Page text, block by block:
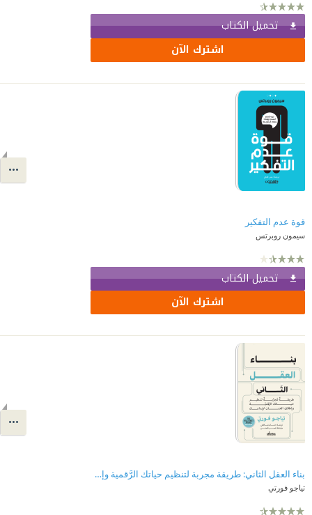
تحميل الكتاب
اشترك الآن
قوة عدم التفكير
سيمون روبرتس
تحميل الكتاب
اشترك الآن
بناء العقل الثاني: طريقة مجربة لتنظيم حياتك الرَّقمية وإطلاق العنان لإبداعك!
تياجو فورتي